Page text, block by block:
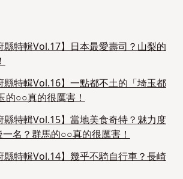
縣特輯Vol.17】日本最愛壽司？山梨的
縣特輯Vol.16】一點都不土的「埼玉都
的○○真的很厲害！
縣特輯Vol.15】當地美食奇特？魅力度
名？群馬的○○真的很厲害！
縣特輯Vol.14】幾乎不騎自行車？長崎